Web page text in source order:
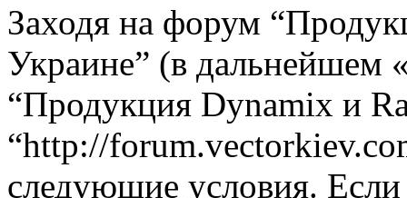
Заходя на форум
Украине” (в дальнейшем
“Продукция Dynamix и
“http://
следующие условия.